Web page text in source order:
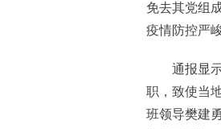
免去其党组
疫情防控严
通报显示
职，致使当
班领导樊建